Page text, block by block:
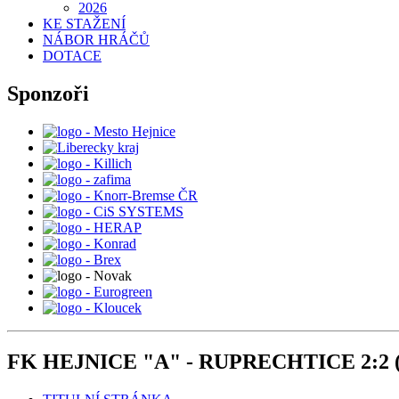
2026
KE STAŽENÍ
NÁBOR HRÁČŮ
DOTACE
Sponzoři
FK HEJNICE "A" - RUPRECHTICE 2:2